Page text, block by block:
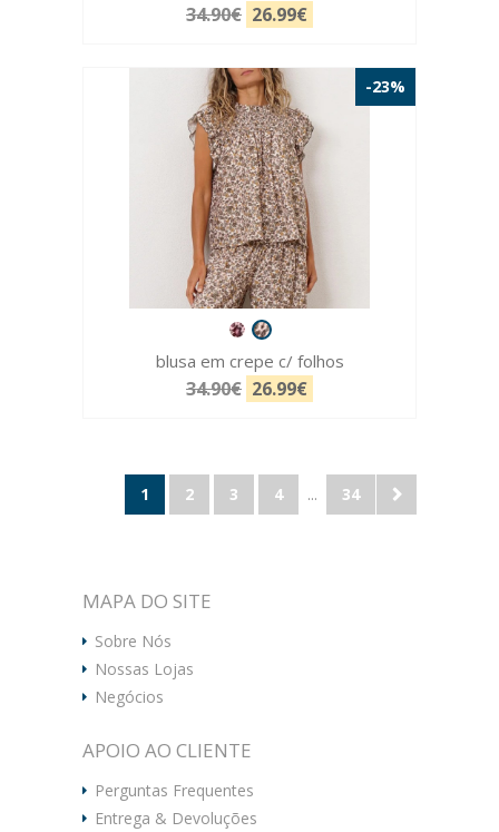
34.90€ 26.99€
-23%
blusa em crepe c/ folhos
34.90€ 26.99€
1 2 3 4 ... 34
MAPA DO SITE
Sobre Nós
Nossas Lojas
Negócios
APOIO AO CLIENTE
Perguntas Frequentes
Entrega & Devoluções